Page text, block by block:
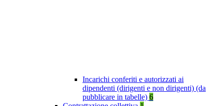
Incarichi conferiti e autorizzati ai
dipendenti (dirigenti e non dirigenti) (da
pubblicare in tabelle) 6